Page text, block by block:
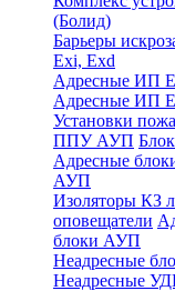
(Болид)
Барьеры
Exi, Exd
Адресные ИП
Адресные ИП
Установки
ППУ АУП
Адресные
АУП
Изоляторы КЗ
оповещатели
блоки АУП
Неадресные
Неадресные